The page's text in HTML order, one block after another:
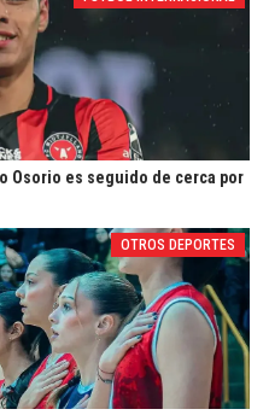
Osorio es seguido de cerca por
OTROS DEPORTES